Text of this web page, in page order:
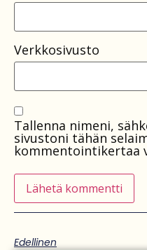
Verkkosivusto
Tallenna nimeni,
sivustoni tähän
kommentointikertaa
Edellinen